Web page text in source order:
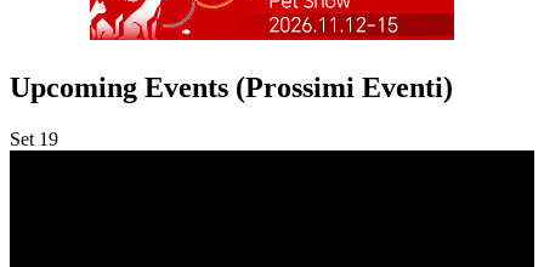
Upcoming Events (Prossimi Eventi)
Set 19